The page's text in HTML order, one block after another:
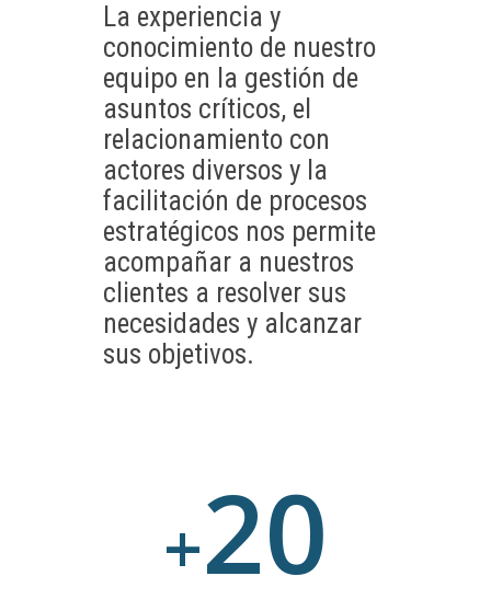
La experiencia y
conocimiento de nuestro
equipo en la gestión de
asuntos críticos, el
relacionamiento con
actores diversos y la
facilitación de procesos
estratégicos nos permite
acompañar a nuestros
clientes a resolver sus
necesidades y alcanzar
sus objetivos.
+20